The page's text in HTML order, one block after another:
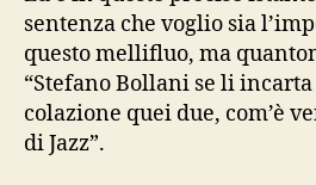
sentenza che voglio sia
questo mellifluo, ma
“Stefano Bollani se li
colazione quei due, com’è
di Jazz”.